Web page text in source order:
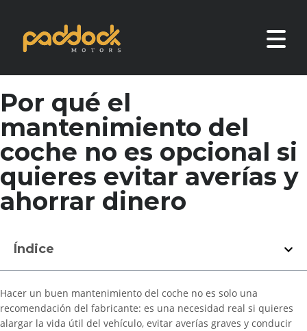
Por qué el
mantenimiento del
coche no es opcional si
quieres evitar averías y
ahorrar dinero
Índice
Hacer un buen mantenimiento del coche no es solo una
recomendación del fabricante: es una necesidad real si quieres
alargar la vida útil del vehículo, evitar averías graves y conducir